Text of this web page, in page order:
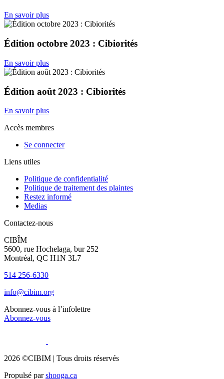
En savoir plus
Édition octobre 2023 : Cibiorités
En savoir plus
Édition août 2023 : Cibiorités
En savoir plus
Accès membres
Se connecter
Liens utiles
Politique de confidentialité
Politique de traitement des plaintes
Restez informé
Medias
Contactez-nous
CIBÎM
5600, rue Hochelaga, bur 252
Montréal, QC H1N 3L7
514 256-6330
info@cibim.org
Abonnez-vous à l’infolettre
Abonnez-vous
2026 ©CIBIM | Tous droits réservés
Propulsé parshooga.ca